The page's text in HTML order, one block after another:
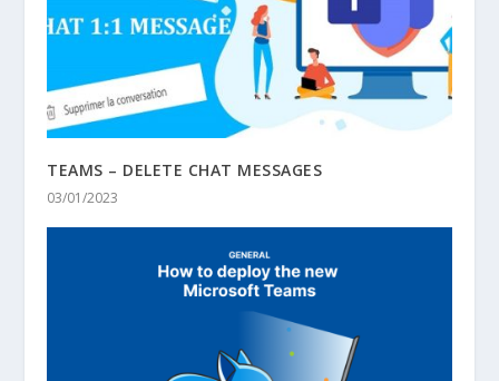
TEAMS – DELETE CHAT MESSAGES
03/01/2023